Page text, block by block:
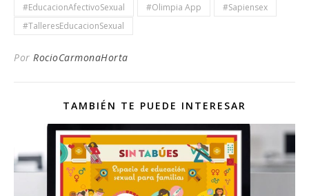
#EducacionAfectivoSexual #Olimpia App
#Sapiensex
#TalleresEducacionSexual
Por RocioCarmonaHorta
TAMBIÉN TE PUEDE INTERESAR